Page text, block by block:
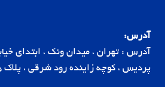
آدرس:
آدرس : تهران ، میدان ونک ، ابتدای
پردیس ، کوچه زاینده رود شرقی ، پلاک 15